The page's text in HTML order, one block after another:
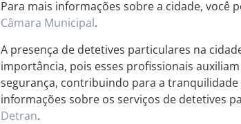
Para mais informações sobre a cidade, você
Câmara Municipal.
A presença de detetives particulares na
importância, pois esses profissionais
segurança, contribuindo para a
informações sobre os serviços de detetives
Detran.